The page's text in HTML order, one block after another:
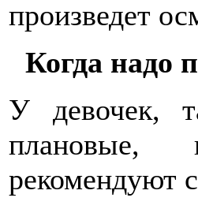
произведет
Когда надо
У девочек,
плановые,
рекомендуют